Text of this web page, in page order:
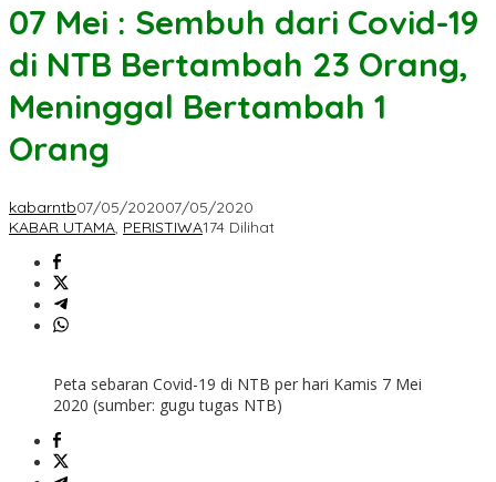
07 Mei : Sembuh dari Covid-19
di NTB Bertambah 23 Orang,
Meninggal Bertambah 1
Orang
kabarntb07/05/202007/05/2020
KABAR UTAMA, PERISTIWA174 Dilihat
Peta sebaran Covid-19 di NTB per hari Kamis 7 Mei
2020 (sumber: gugu tugas NTB)